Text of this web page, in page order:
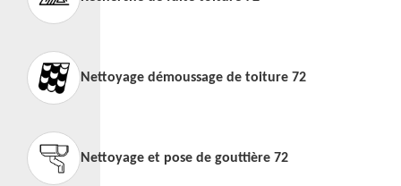
Nettoyage démoussage de toiture 72
Nettoyage et pose de gouttière 72